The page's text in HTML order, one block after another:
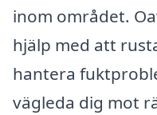
inom området.
hjälp med att
hantera
vägleda dig mot